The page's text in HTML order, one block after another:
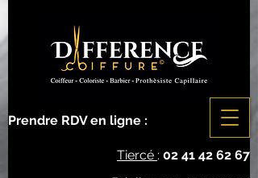
Tiercé : 02 41 42 62 67
Prendre RDV en ligne :